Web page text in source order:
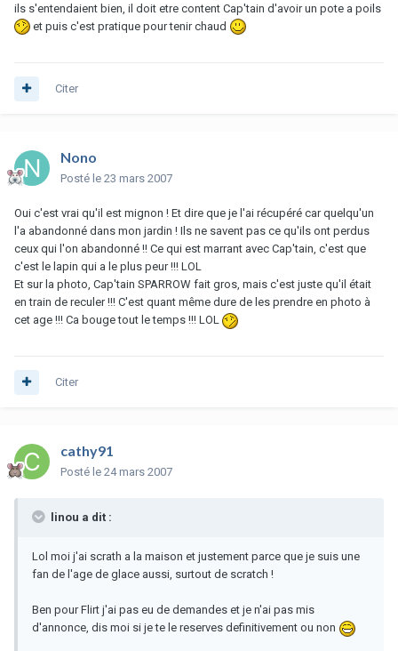
ils s'entendaient bien, il doit etre content Cap'tain d'avoir un pote a poils
et puis c'est pratique pour tenir chaud
Citer
Nono
Posté le 23 mars 2007
Oui c'est vrai qu'il est mignon ! Et dire que je l'ai récupéré car quelqu'un
l'a abandonné dans mon jardin ! Ils ne savent pas ce qu'ils ont perdus
ceux qui l'on abandonné !! Ce qui est marrant avec Cap'tain, c'est que
c'est le lapin qui a le plus peur !!! LOL
Et sur la photo, Cap'tain SPARROW fait gros, mais c'est juste qu'il était
en train de reculer !!! C'est quant même dure de les prendre en photo à
cet age !!! Ca bouge tout le temps !!! LOL
Citer
cathy91
Posté le 24 mars 2007
linou a dit :
Lol moi j'ai scrath a la maison et justement parce que je suis une
fan de l'age de glace aussi, surtout de scratch !
Ben pour Flirt j'ai pas eu de demandes et je n'ai pas mis
d'annonce, dis moi si je te le reserves definitivement ou non